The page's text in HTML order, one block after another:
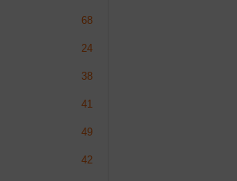
68
24
38
41
49
42